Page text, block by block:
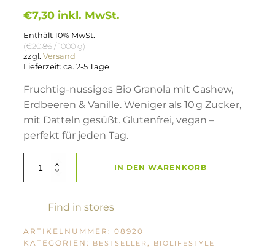
€7,30 inkl. MwSt.
Enthält 10% MwSt.
(€20,86/ 1000 g)
zzgl.Versand
Lieferzeit: ca. 2-5 Tage
Fruchtig-nussiges Bio Granola mit Cashew,
Erdbeeren & Vanille. Weniger als 10 g Zucker,
mit Datteln gesüßt. Glutenfrei, vegan –
perfekt für jeden Tag.
Granola
Erdbeer
IN DEN WARENKORB
Find in stores
ARTIKELNUMMER:08920
KATEGORIEN: BESTSELLER
BIOLIFESTYLE